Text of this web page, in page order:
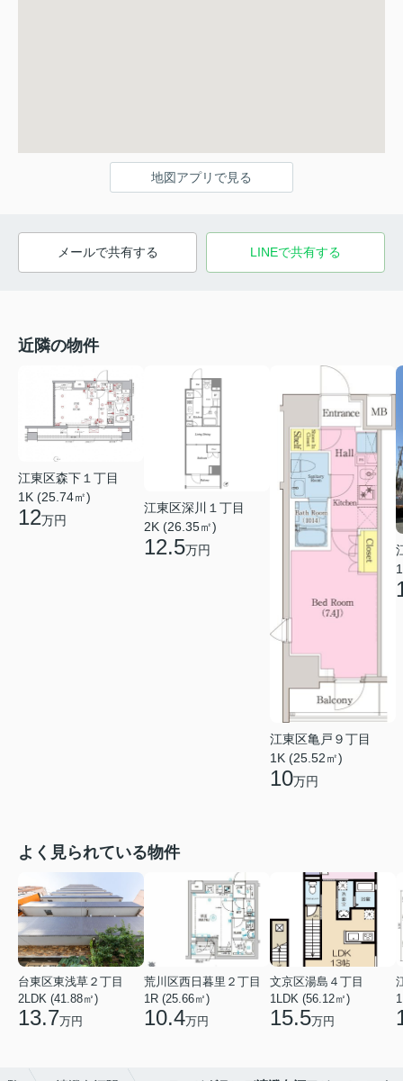
地図アプリで見る
メールで共有する LINEで共有する
近隣の物件
江東区森下１丁目
1K (25.74㎡)
12万円
江東区深川１丁目
2K (26.35㎡)
12.5万円
江東区亀戸９丁目
1K (25.52㎡)
10万円
よく見られている物件
台東区東浅草２丁目
2LDK (41.88㎡)
13.7万円
荒川区西日暮里２丁目
1R (25.66㎡)
10.4万円
文京区湯島４丁目
1LDK (56.12㎡)
15.5万円